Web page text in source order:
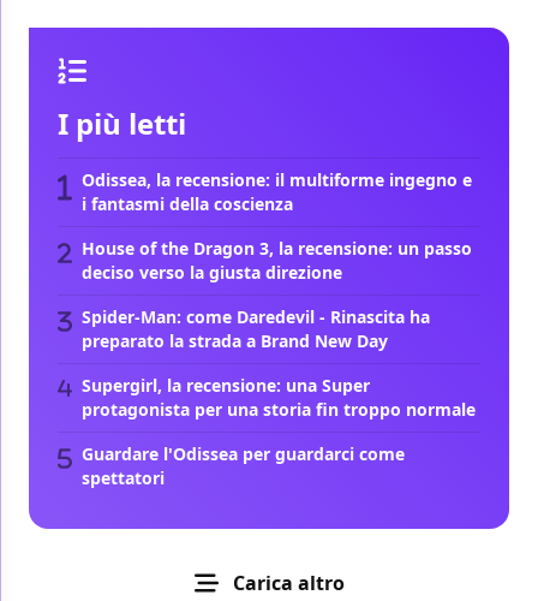
I più letti
Odissea, la recensione: il multiforme ingegno e
i fantasmi della coscienza
House of the Dragon 3, la recensione: un passo
deciso verso la giusta direzione
Spider-Man: come Daredevil - Rinascita ha
preparato la strada a Brand New Day
Supergirl, la recensione: una Super
protagonista per una storia fin troppo normale
Guardare l'Odissea per guardarci come
spettatori
Carica altro